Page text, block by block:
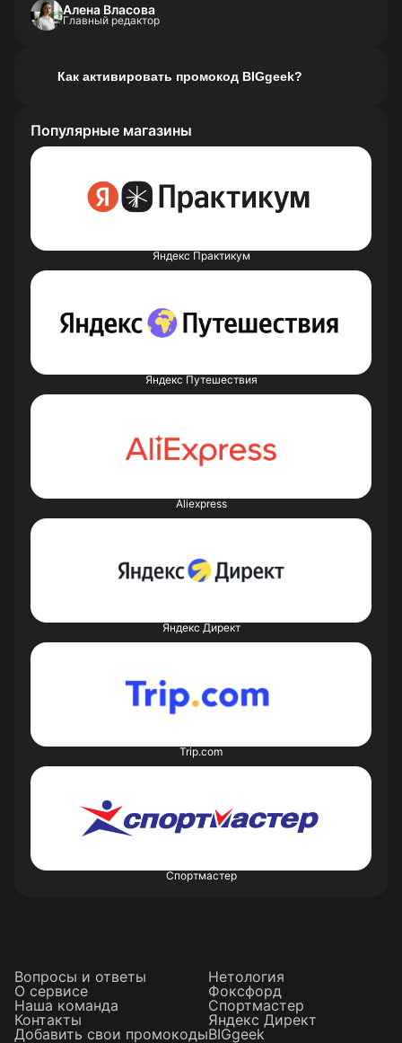
Алена Власова
Главный редактор
Как активировать промокод BIGgeek?
Популярные магазины
Яндекс Практикум
Яндекс Путешествия
Aliexpress
Яндекс Директ
Trip.com
Спортмастер
Вопросы и ответы
О сервисе
Наша команда
Контакты
Добавить свои промокоды
Нетология
Фоксфорд
Спортмастер
Яндекс Директ
BIGgeek